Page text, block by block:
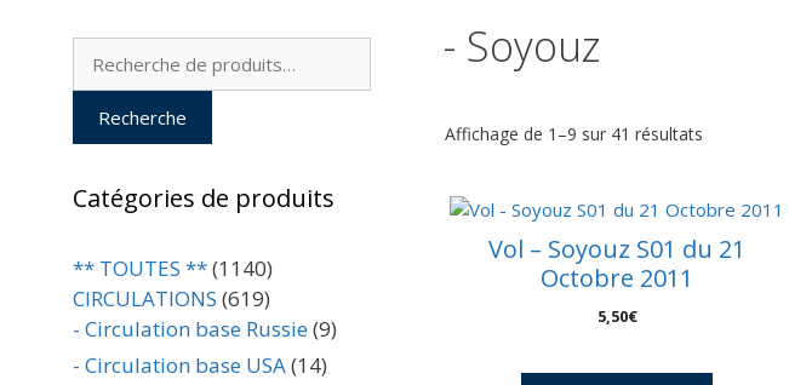
- Soyouz
Affichage de 1–9 sur 41 résultats
Vol – Soyouz S01 du 21
Octobre 2011
5,50€
Recherche
Recherche
Catégories de produits
** TOUTES **(1140)
CIRCULATIONS (619)
- Circulation base Russie(9)
- Circulation base USA(14)